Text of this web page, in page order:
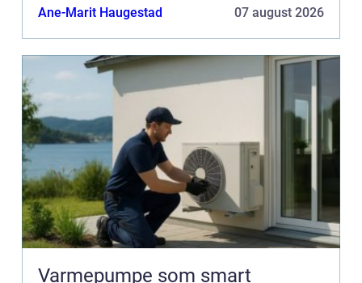
Ane-Marit Haugestad 07 august 2026
Varmepumpe som smart